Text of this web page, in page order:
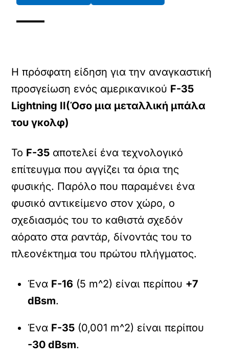
Η πρόσφατη είδηση για την αναγκαστική
προσγείωση ενός αμερικανικού F-35
Lightning II(Όσο μια μεταλλική μπάλα
του γκολφ)
Το F-35 αποτελεί ένα τεχνολογικό
επίτευγμα που αγγίζει τα όρια της
φυσικής. Παρόλο που παραμένει ένα
φυσικό αντικείμενο στον χώρο, ο
σχεδιασμός του το καθιστά σχεδόν
αόρατο στα ραντάρ, δίνοντάς του το
πλεονέκτημα του πρώτου πλήγματος.
Ένα F-16 (5 m^2) είναι περίπου +7
dBsm.
Ένα F-35 (0,001 m^2) είναι περίπου
-30 dBsm.